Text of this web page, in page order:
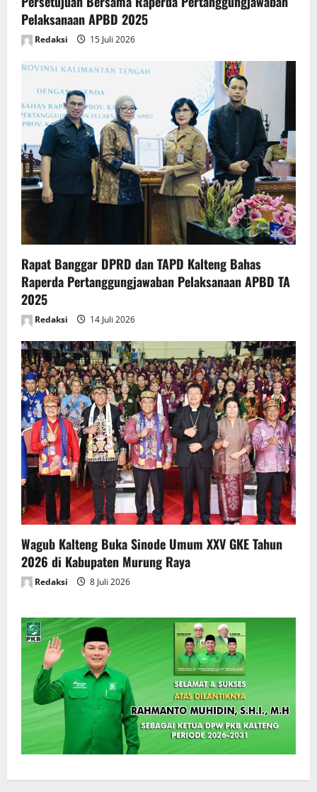
Pelaksanaan APBD 2025
Redaksi 15 Juli 2026
Rapat Banggar DPRD dan TAPD Kalteng Bahas
Raperda Pertanggungjawaban Pelaksanaan APBD TA
2025
Redaksi 14 Juli 2026
Wagub Kalteng Buka Sinode Umum XXV GKE Tahun
2026 di Kabupaten Murung Raya
Redaksi 8 Juli 2026